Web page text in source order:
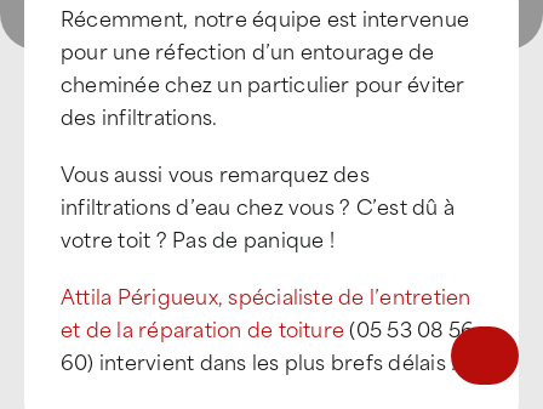
Récemment, notre équipe est intervenue
pour une réfection d’un entourage de
cheminée chez un particulier pour éviter
des infiltrations.
Vous aussi vous remarquez des
infiltrations d’eau chez vous ? C’est dû à
votre toit ? Pas de panique !
Attila Périgueux, spécialiste de l’entretien
et de la réparation de toiture(05 53 08 56
60) intervient dans les plus brefs délais !
Trouver une agence